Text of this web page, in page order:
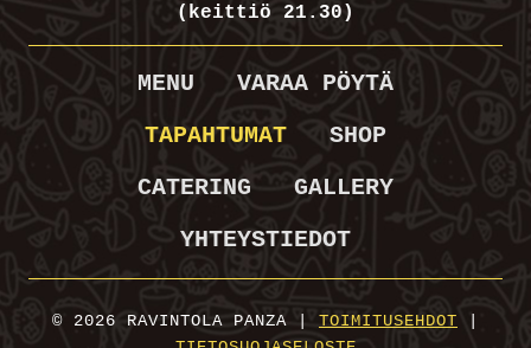
(keittiö 21.30)
MENU
VARAA PÖYTÄ
TAPAHTUMAT
SHOP
CATERING
GALLERY
YHTEYSTIEDOT
© 2026 RAVINTOLA PANZA | TOIMITUSEHDOT